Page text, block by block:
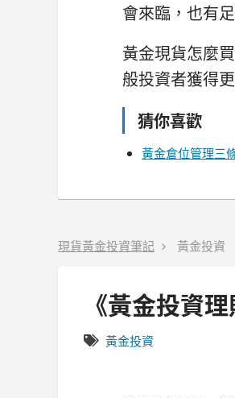
會來臨，也有
黃金現貨怎麼
般投資者獲得
猜你喜歡
黃金倉位管理三
現貨黃金投資筆記 黃金投資
《黃金投資
黃金投資